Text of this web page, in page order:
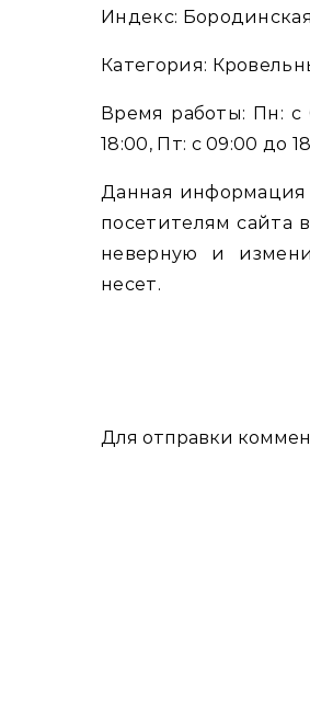
Индекс:
Категория:
Время работы: Пн: с
18:00, Пт: с 09:00 до
Данная информация
посетителям сайта
неверную и
несет.
Для отправки